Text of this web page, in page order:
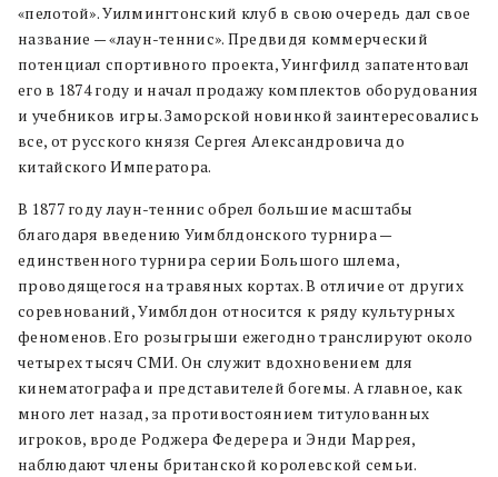
«пелотой». Уилмингтонский клуб в свою очередь дал свое
название — «лаун-теннис». Предвидя коммерческий
потенциал спортивного проекта, Уингфилд запатентовал
его в 1874 году и начал продажу комплектов оборудования
и учебников игры. Заморской новинкой заинтересовались
все, от русского князя Сергея Александровича до
китайского Императора.
В 1877 году лаун-теннис обрел большие масштабы
благодаря введению Уимблдонского турнира —
единственного турнира серии Большого шлема,
проводящегося на травяных кортах. В отличие от других
соревнований, Уимблдон относится к ряду культурных
феноменов. Его розыгрыши ежегодно транслируют около
четырех тысяч СМИ. Он служит вдохновением для
кинематографа и представителей богемы. А главное, как
много лет назад, за противостоянием титулованных
игроков, вроде Роджера Федерера и Энди Маррея,
наблюдают члены британской королевской семьи.